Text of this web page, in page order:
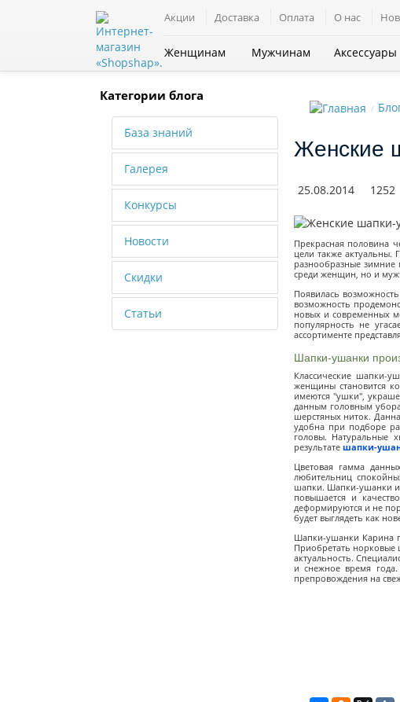
Акции Доставка Оплата О нас
Женщинам Мужчинам Аксессуары
Все категории
Категории блога
База знаний
Галерея
Конкурсы
Новости
Скидки
Статьи
Женские
25.08.2014 1252
Прекрасная половина
цели также
разнообразные зимние
среди женщин, но и
Появилась
возможность
новых и современных
популярность не
ассортименте
Шапки-ушанки
Классические шапки-
женщины становится
имеются "ушки",
данным головным
шерстяных ниток.
удобна при подборе
головы. Натуральные
результате шапки-
Цветовая гамма
любительниц
шапки. Шапки-ушанки
повышается и
деформируются и не
будет выглядеть как
Шапки-ушанки Карина
Приобретать норковые
актуальность.
и снежное время
препровождения на